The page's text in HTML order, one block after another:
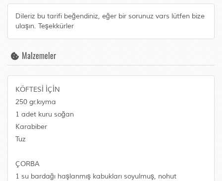
Dileriz bu tarifi beğendiniz, eğer bir sorunuz vars lütfen bize
ulaşın. Teşekkürler
Malzemeler
KÖFTESİ İÇİN
250 gr.kıyma
1 adet kuru soğan
Karabiber
Tuz
ÇORBA
1 su bardağı haşlanmış kabukları soyulmuş, nohut